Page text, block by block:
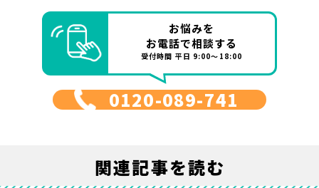
お悩みを
お電話で相談する
受付時間 平日 9:00～18:00
0120-089-741
関連記事を読む